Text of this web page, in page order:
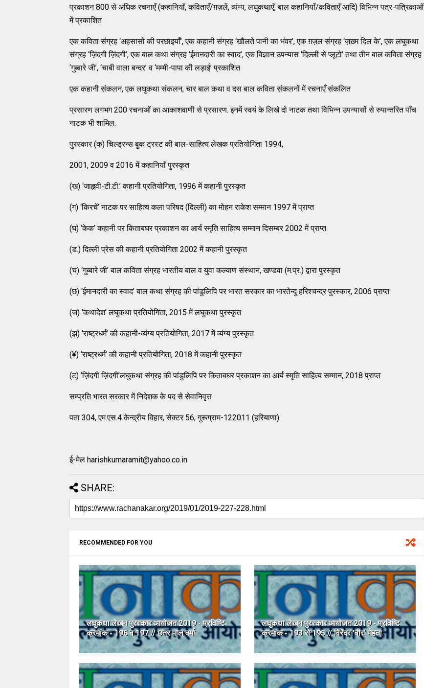
प्रकाशन 800 से अधिक रचनाएँ (कहानियाँ, कविताएँ/ग़ज़लें, व्यंग्य, लघुकथाएँ, बाल कहानियाँ/कविताएँ आदि) विभिन्न पत्र-पत्रिकाओं
में प्रकाशित
एक कविता संग्रह ‘अहसासों की परछाइयाँ’, एक कहानी संग्रह ‘खौलते पानी का भंवर’, एक ग़ज़ल संग्रह ‘ज़ख़्म दिल के’, एक लघुकथा
संग्रह ‘ज़िंदगी ज़िंदगी’, एक बाल कथा संग्रह ‘ईमानदारी का स्वाद’, एक विज्ञान उपन्यास ‘दिल्ली से प्लूटो’ तथा तीन बाल कविता संग्रह
‘गुब्बारे जी’, ‘चाबी वाला बन्दर’ व ‘मम्मी-पापा की लड़ाई’ प्र‍काशित
एक कहानी संकलन, एक लघुकथा संकलन, चार बाल कथा व दस बाल कविता संकलनों में रचनाएँ संकलित
प्रसारण लगभग 200 रचनाओं का आकाशवाणी से प्रसारण. इनमें स्वयं के लिखे दो नाटक तथा विभिन्न उपन्यासों से रुपान्तरित पाँच
नाटक भी शामिल.
पुरस्कार (क) चिल्ड्रन्स बुक ट्रस्ट की बाल-साहित्य लेखक प्रतियोगिता 1994,
2001, 2009 व 2016 में कहानियाँ पुरस्कृत
(ख) ‘जाह्नवी-टी.टी.’ कहानी प्रतियोगिता, 1996 में कहानी पुरस्कृत
(ग) ‘किरचें’ नाटक पर साहित्य कला परिषद (दिल्ली) का मोहन राकेश सम्मान 1997 में प्राप्त
(घ) ‘केक’ कहानी पर किताबघर प्रकाशन का आर्य स्मृति साहित्य सम्मान दिसम्बर 2002 में प्राप्त
(ड.) दिल्ली प्रेस की कहानी प्रतियोगिता 2002 में कहानी पुरस्कृत
(च) ‘गुब्बारे जी’ बाल कविता संग्रह भारतीय बाल व युवा कल्याण संस्थान, खण्डवा (म.प्र.) द्वारा पुरस्कृत
(छ) ‘ईमानदारी का स्वाद’ बाल कथा संग्रह की पांडुलिपि पर भारत सरकार का भारतेन्दु हरिश्‍चन्द्र पुरस्कार, 2006 प्राप्त
(ज) ‘कथादेश’ लघुकथा प्रतियोगिता, 2015 में लघुकथा पुरस्कृत
(झ) ‘राष्‍ट्रधर्म’ की कहानी-व्यंग्य प्रतियोगिता, 2017 में व्यंग्य पुरस्कृत
(¥) ‘राष्‍ट्रधर्म’ की कहानी प्रतियोगिता, 2018 में कहानी पुरस्कृत
(ट) ‘ज़िंदगी ज़िंदगी’लघुकथा संग्रह की पांडुलिपि पर किताबघर प्रकाशन का आर्य स्मृति साहित्य सम्मान, 2018 प्राप्त
सम्प्रति भारत सरकार में निदेशक के पद से सेवानिवृत्त
पता 304, एम.एस.4 केन्द्रीय विहार, सेक्टर 56, गुरूग्राम-122011 (हरियाणा)
ई-मेल harishkumaramit@yahoo.co.in
SHARE:
RECOMMENDED FOR YOU
लघुकथा लेखन पुरस्कार आयोजन 2019 - प्रविष्टि
क्रमांक - 196 व 197 // छत्र पाल वर्मा
लघुकथा लेखन पुरस्कार आयोजन 2019 - प्रविष्टि
क्रमांक - 193 से 195 // विरेंदर 'वीर' मेहता